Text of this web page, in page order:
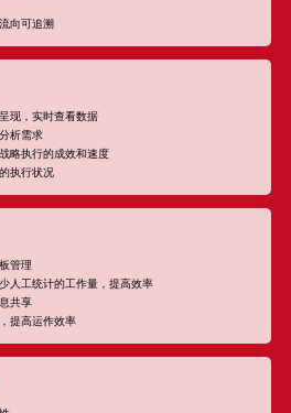
向可追溯
现，实时查看数据
析需求
略执行的成效和速度
执行状况
管理
人工统计的工作量，提高效率
共享
提高运作效率